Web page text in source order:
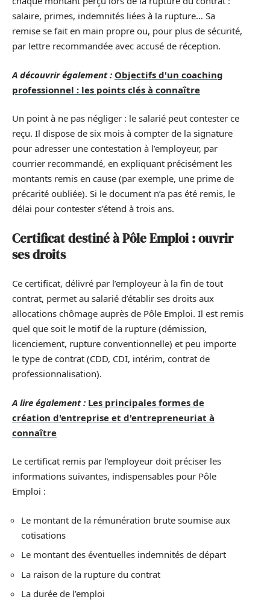
salaire, primes, indemnités liées à la rupture… Sa
remise se fait en main propre ou, pour plus de sécurité,
par lettre recommandée avec accusé de réception.
A découvrir également : Objectifs d'un coaching
professionnel : les points clés à connaître
Un point à ne pas négliger : le salarié peut contester ce
reçu. Il dispose de six mois à compter de la signature
pour adresser une contestation à l’employeur, par
courrier recommandé, en expliquant précisément les
montants remis en cause (par exemple, une prime de
précarité oubliée). Si le document n’a pas été remis, le
délai pour contester s’étend à trois ans.
Certificat destiné à Pôle Emploi : ouvrir
ses droits
Ce certificat, délivré par l’employeur à la fin de tout
contrat, permet au salarié d’établir ses droits aux
allocations chômage auprès de Pôle Emploi. Il est remis
quel que soit le motif de la rupture (démission,
licenciement, rupture conventionnelle) et peu importe
le type de contrat (CDD, CDI, intérim, contrat de
professionnalisation).
A lire également : Les principales formes de
création d'entreprise et d'entrepreneuriat à
connaître
Le certificat remis par l’employeur doit préciser les
informations suivantes, indispensables pour Pôle
Emploi :
Le montant de la rémunération brute soumise aux
cotisations
Le montant des éventuelles indemnités de départ
La raison de la rupture du contrat
La durée de l’emploi